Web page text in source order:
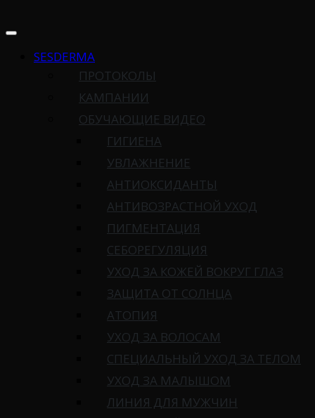
SESDERMA
ПРОТОКОЛЫ
КАМПАНИИ
ОБУЧАЮЩИЕ ВИДЕО
ГИГИЕНА
УВЛАЖНЕНИЕ
АНТИОКСИДАНТЫ
АНТИВОЗРАСТНОЙ УХОД
ПИГМЕНТАЦИЯ
СЕБОРЕГУЛЯЦИЯ
УХОД ЗА КОЖЕЙ ВОКРУГ ГЛАЗ
ЗАЩИТА ОТ СОЛНЦА
АТОПИЯ
УХОД ЗА ВОЛОСАМ
СПЕЦИАЛЬНЫЙ УХОД ЗА ТЕЛОМ
УХОД ЗА МАЛЫШОМ
ЛИНИЯ ДЛЯ МУЖЧИН